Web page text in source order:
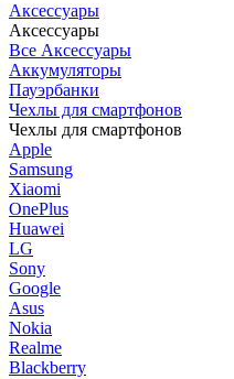
Аксессуары
Аксессуары
Все Аксессуары
Аккумуляторы
Пауэрбанки
Чехлы для смартфонов
Чехлы для смартфонов
Apple
Samsung
Xiaomi
OnePlus
Huawei
LG
Sony
Google
Asus
Nokia
Realme
Blackberry